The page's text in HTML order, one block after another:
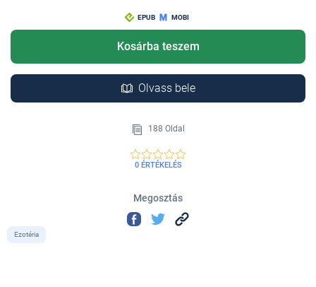
EPUB MOBI
Kosárba teszem
Olvass bele
188 Oldal
0 ÉRTÉKELÉS
Megosztás
Ezotéria